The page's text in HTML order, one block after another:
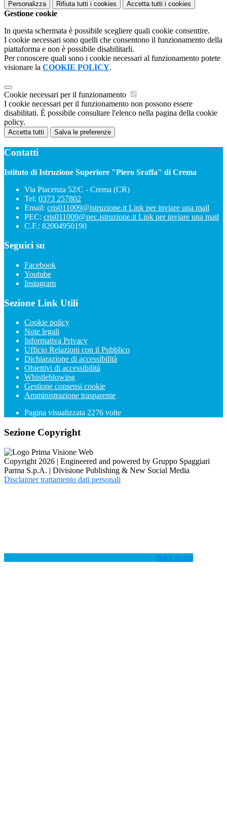
Personalizza Rifiuta tutti i cookies Accetta tutti i cookies
Gestione cookie
In questa schermata è possibile scegliere quali cookie consentire.
I cookie necessari sono quelli che consentono il funzionamento della
piattaforma e non è possibile disabilitarli.
Per conoscere quali sono i cookie necessari al funzionamento potete
visionare la COOKIE POLICY.
Cookie necessari per il funzionamento
I cookie necessari per il funzionamento non possono essere
disabilitati. È possibile consultare l'elenco nella pagina della cookie
policy.
Accetta tutti Salva le preferenze
Contatti
Istituto di Istruzione Superiore "Piero Sraffa" di Crema
Via Piacenza 52/C - Crema (CR)
Tel: 0373 257802
Email: cris011009@istruzione.it Link per inviare una mail
PEC: cris011009@pec.istruzione.it Link per inviare una mail
C.F.: 82004950190
Seguici su
Facebook
Youtube
Instagram
Sezione Link Utili
Cookie policy
Note legali
Informativa Privacy
Ufficio Relazioni con il Pubblico
Dichiarazione di accessibilità
Obiettivi di accessibilità
Whistleblowing
Gestione consensi cookie
Amministrazione trasparente
Pagina visualizzata 2276 volte
Sezione Copyright
Copyright 2026 | Engineered and powered by Gruppo Spaggiari
Parma S.p.A. | Divisione Publishing & New Social Media
Disclaimer trattamento dati personali
Back to top